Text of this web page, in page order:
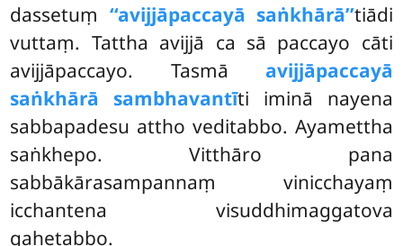
dassetuṃ ‘‘avijjāpaccayā saṅkhārā’’tiādi
vuttaṃ. Tattha avijjā ca sā paccayo cāti
avijjāpaccayo. Tasmā avijjāpaccayā
saṅkhārā sambhavantīti iminā nayena
sabbapadesu attho veditabbo. Ayamettha
saṅkhepo. Vitthāro pana
sabbākārasampannaṃ vinicchayaṃ
icchantena visuddhimaggatova
gahetabbo.